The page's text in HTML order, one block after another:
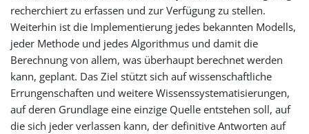
recherchiert zu erfassen und zur Verfügung zu stellen.
Weiterhin ist die Implementierung jedes bekannten Modells,
jeder Methode und jedes Algorithmus und damit die
Berechnung von allem, was überhaupt berechnet werden
kann, geplant. Das Ziel stützt sich auf wissenschaftliche
Errungenschaften und weitere Wissenssystematisierungen,
auf deren Grundlage eine einzige Quelle entstehen soll, auf
die sich jeder verlassen kann, der definitive Antworten auf